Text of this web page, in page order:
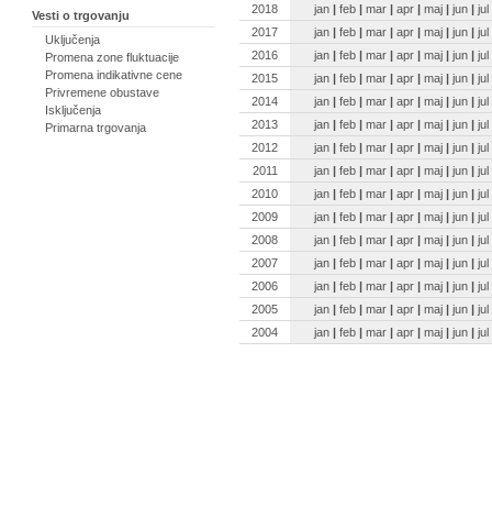
Vesti o trgovanju
Uključenja
Promena zone fluktuacije
Promena indikativne cene
Privremene obustave
Isključenja
Primarna trgovanja
2018
jan | feb | mar | apr | maj | jun | jul
2017
jan | feb | mar | apr | maj | jun | jul
2016
jan | feb | mar | apr | maj | jun | jul
2015
jan | feb | mar | apr | maj | jun | jul
2014
jan | feb | mar | apr | maj | jun | jul
2013
jan | feb | mar | apr | maj | jun | jul
2012
jan | feb | mar | apr | maj | jun | jul
2011
jan | feb | mar | apr | maj | jun | jul
2010
jan | feb | mar | apr | maj | jun | jul
2009
jan | feb | mar | apr | maj | jun | jul
2008
jan | feb | mar | apr | maj | jun | jul
2007
jan | feb | mar | apr | maj | jun | jul
2006
jan | feb | mar | apr | maj | jun | jul
2005
jan | feb | mar | apr | maj | jun | jul
2004
jan | feb | mar | apr | maj | jun | jul